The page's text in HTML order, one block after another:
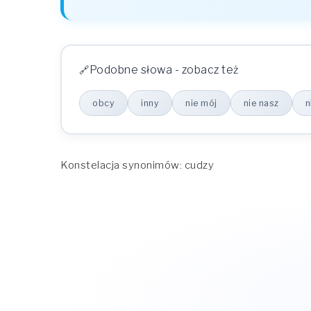
Podobne słowa - zobacz też
obcy inny nie mój nie nasz
Konstelacja synonimów: cudzy